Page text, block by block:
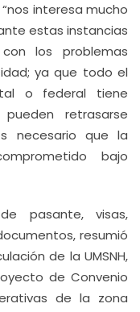
interesa mucho
estas instancias
los problemas
ya que todo el
o federal tiene
retrasarse
necesario que la
bajo
pasante, visas,
resumió
de la UMSNH,
de Convenio
de la zona